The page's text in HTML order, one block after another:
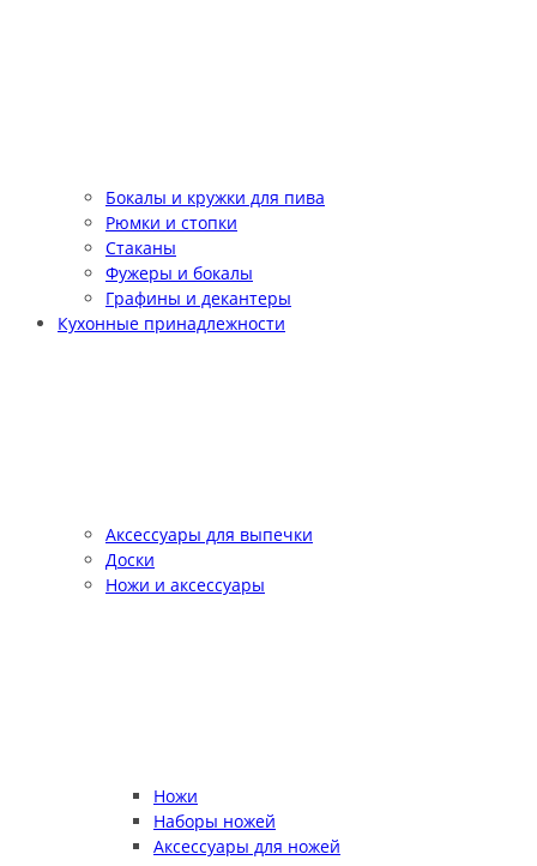
Бокалы и кружки для пива
Рюмки и стопки
Стаканы
Фужеры и бокалы
Графины и декантеры
Кухонные принадлежности
Аксессуары для выпечки
Доски
Ножи и аксессуары
Ножи
Наборы ножей
Аксессуары для ножей